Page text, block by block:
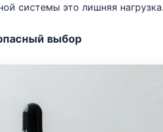
системы это лишняя нагрузка.
выбор